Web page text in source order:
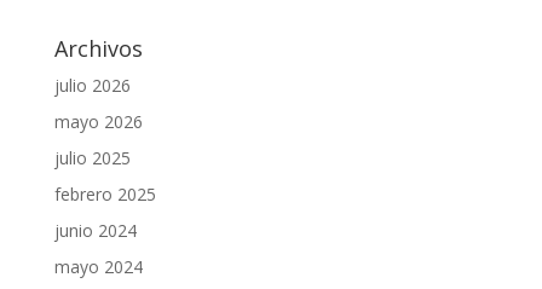
Archivos
julio 2026
mayo 2026
julio 2025
febrero 2025
junio 2024
mayo 2024